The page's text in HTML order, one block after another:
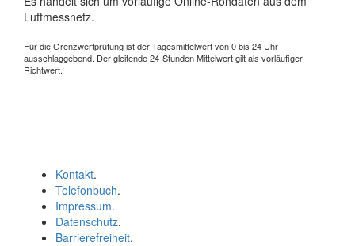
Luftmessnetz.
Für die Grenzwertprüfung ist der Tagesmittelwert von 0 bis 24 Uhr
ausschlaggebend. Der gleitende 24-Stunden Mittelwert gilt als vorläufiger
Richtwert.
Kontakt.
Telefonbuch.
Impressum.
Datenschutz.
Barrierefreiheit.